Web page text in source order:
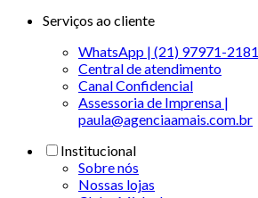
Serviços ao cliente
WhatsApp | (21) 97971-2181
Central de atendimento
Canal Confidencial
Assessoria de Imprensa |
paula@agenciaamais.com.br
Institucional
Sobre nós
Nossas lojas